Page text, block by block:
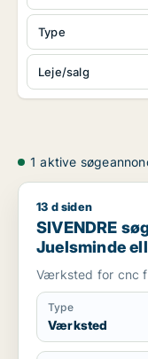
Type
Leje/salg
1 aktive
SIVENDRE søger
13 d siden
SIVENDRE
Juelsminde
Værksted for cnc
Type
Værksted